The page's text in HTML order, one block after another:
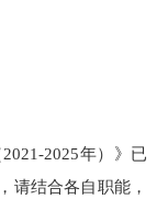
2025年）》已
请结合各自职能，